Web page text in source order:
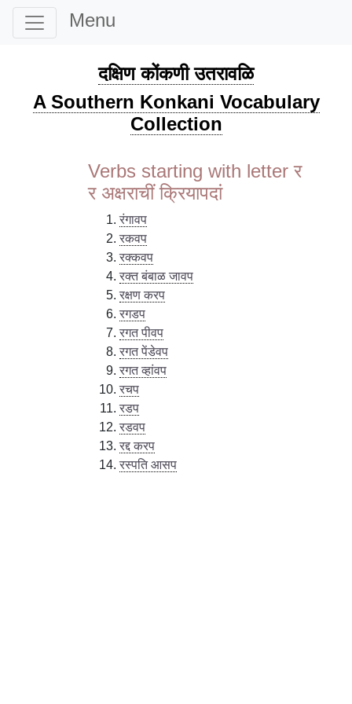
Menu
दक्षिण कोंकणी उतरावळि
A Southern Konkani Vocabulary
Collection
Verbs starting with letter र
र अक्षराचीं क्रियापदां
रंगावप
रकवप
रक्कवप
रक्त बंबाळ जावप
रक्षण करप
रगडप
रगत पीवप
रगत पेंडेवप
रगत व्हांवप
रचप
रडप
रडवप
रद्द करप
रस्पति आसप